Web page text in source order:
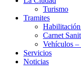
Turismo
Tramites
Carnet
Vehículos –
Servicios
Noticias